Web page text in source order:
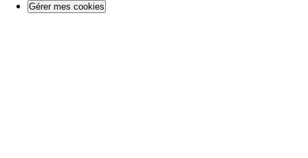
Gérer mes cookies